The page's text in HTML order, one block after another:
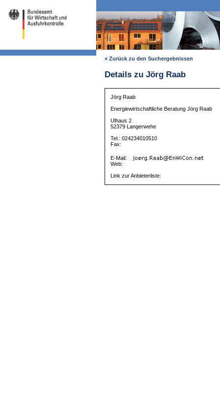
« Zurück zu den Suchergebnissen
Details zu Jörg Raab
Jörg Raab
Energiewirtschaftliche Beratung Jörg Raab
Ulhaus 2
52379 Langerwehe
Tel.: 024234010510
Fax:
E-Mail:
Web:
Link zur Anbieterliste: